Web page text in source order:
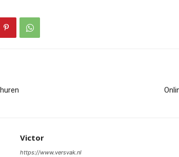
Victor
https://www.versvak.nl